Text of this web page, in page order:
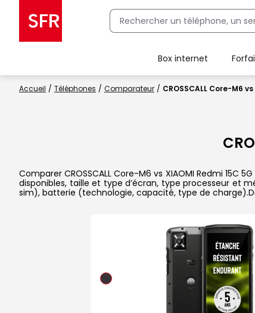
Box internet
Accueil Téléphones Comparateur CROSSCALL Core-M6
Comparer CROSSCALL Core-M6 vs XIAOMI Redmi
disponibles, taille et type d’écran, type processeur et
sim), batterie (technologie, capacité, type de